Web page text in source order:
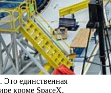
Это единственная
кроме SpaceX,